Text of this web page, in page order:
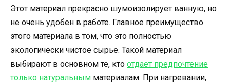
Этот материал прекрасно шумоизолирует ванную, но
не очень удобен в работе. Главное преимущество
этого материала в том, что это полностью
экологически чистое сырье. Такой материал
выбирают в основном те, кто отдает предпочтение
только натуральным материалам. При нагревании,